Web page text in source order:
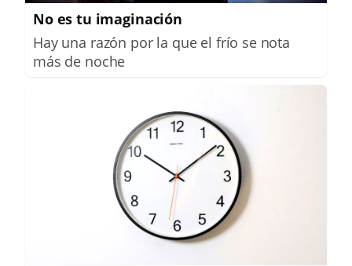
No es tu imaginación
Hay una razón por la que el frío se nota
más de noche